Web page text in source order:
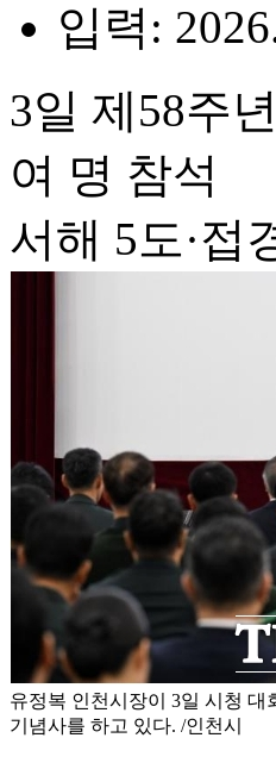
입력:
3일 제58주
여 명 참석
서해 5도·접
유정복 인천시장이 3일 시청
기념사를 하고 있다. /인천시